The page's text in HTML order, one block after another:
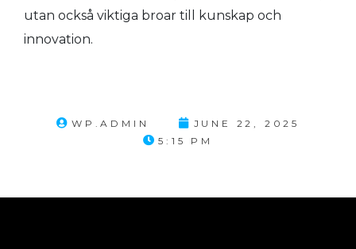
utan också viktiga broar till kunskap och
innovation.
WP.ADMIN
JUNE 22, 2025
5:15 PM